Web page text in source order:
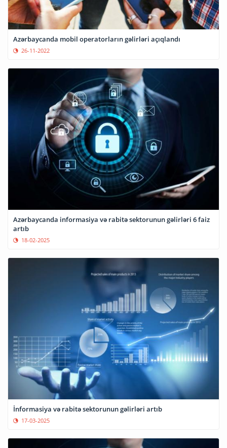
Azərbaycanda mobil operatorların gəlirləri açıqlandı
26-11-2022
Azərbaycanda informasiya və rabitə sektorunun gəlirləri 6 faiz
artıb
18-02-2025
İnformasiya və rabitə sektorunun gəlirləri artıb
17-03-2025